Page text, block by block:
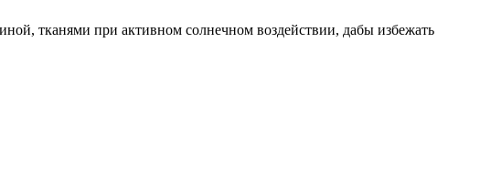
тканями при активном солнечном воздействии, дабы избежать